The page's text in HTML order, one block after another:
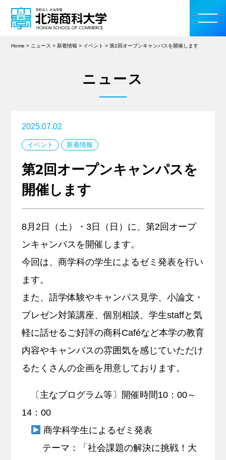
学部・大学院
入学案内
教育・研究活動
学生生活
留学・国際交流
キャリア支援
Home > ニュース >新着情報 > イベント >第2回オープンキャンパスを開催します
ニュース
2025.07.02
イベント 新着情報
第2回オープンキャンパスを
開催します
8月2日（土）・3日（日）に、第2回オープ
ンキャンパスを開催します。
今回は、商学科の学生によるゼミ発表を行い
ます。
また、語学体験やキャンパス見学、小論文・
プレゼン対策講座、個別相談、学生staffと気
軽に話せるご好評の商科Caféなど本学の教育
内容やキャンパスの雰囲気を感じていただけ
るたくさんの企画を用意しております。
〔主なプログラム等〕開催時間10：00～
14：00
商学科学生によるゼミ発表
テーマ：「社会課題の解決に挑戦！大